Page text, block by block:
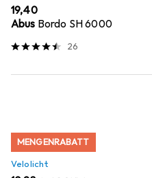
EUR
19,40
Abus Bordo SH 6000
26
MENGENRABATT
Velolicht